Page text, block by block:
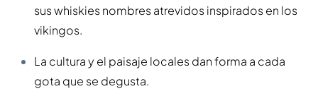
sus whiskies nombres atrevidos inspirados en los
vikingos.
La cultura y el paisaje locales dan forma a cada
gota que se degusta.